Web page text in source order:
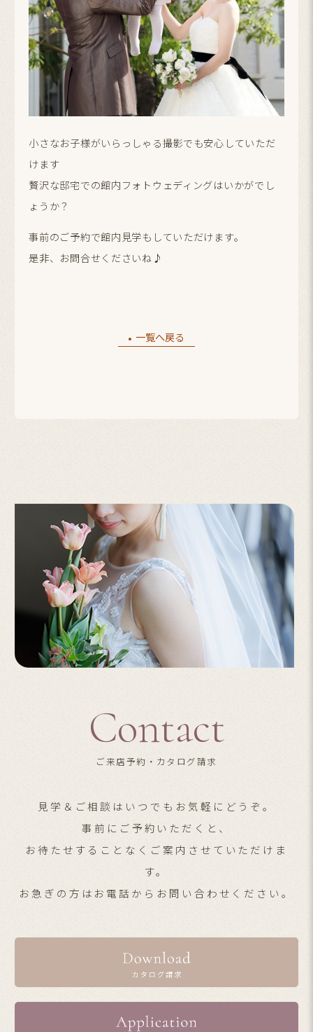
小さなお子様がいらっしゃる撮影でも安心していただ
けます
贅沢な邸宅での館内フォトウェディングはいかがでし
ょうか？
事前のご予約で館内見学もしていただけます。
是非、お問合せくださいね♪
一覧へ戻る
Contact
ご来店予約・カタログ請求
見学＆ご相談はいつでもお気軽にどうぞ。
事前にご予約いただくと、
お待たせすることなくご案内させていただけま
す。
お急ぎの方はお電話からお問い合わせください。